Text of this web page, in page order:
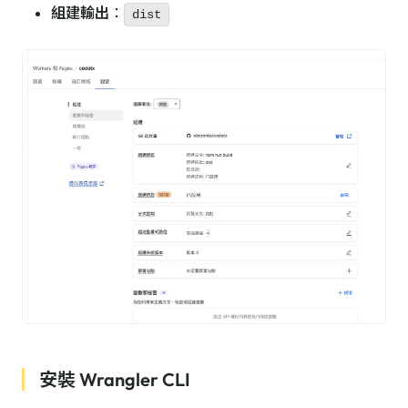
組建輸出 ： dist
安裝 Wrangler CLI